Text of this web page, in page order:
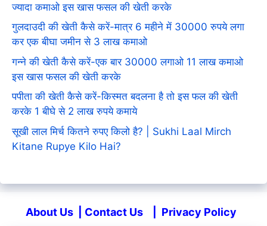
ज्यादा कमाओ इस खास फसल की खेती करके
गुलदाउदी की खेती कैसे करें-मात्र 6 महीने में 30000 रुपये लगा
कर एक बीघा जमीन से 3 लाख कमाओ
गन्ने की खेती कैसे करें-एक बार 30000 लगाओ 11 लाख कमाओ
इस खास फसल की खेती करके
पपीता की खेती कैसे करें-किस्मत बदलना है तो इस फल की खेती
करके 1 बीघे से 2 लाख रुपये कमाये
सूखी लाल मिर्च कितने रुपए किलो है? | Sukhi Laal Mirch
Kitane Rupye Kilo Hai?
About Us Contact Us Privacy Policy